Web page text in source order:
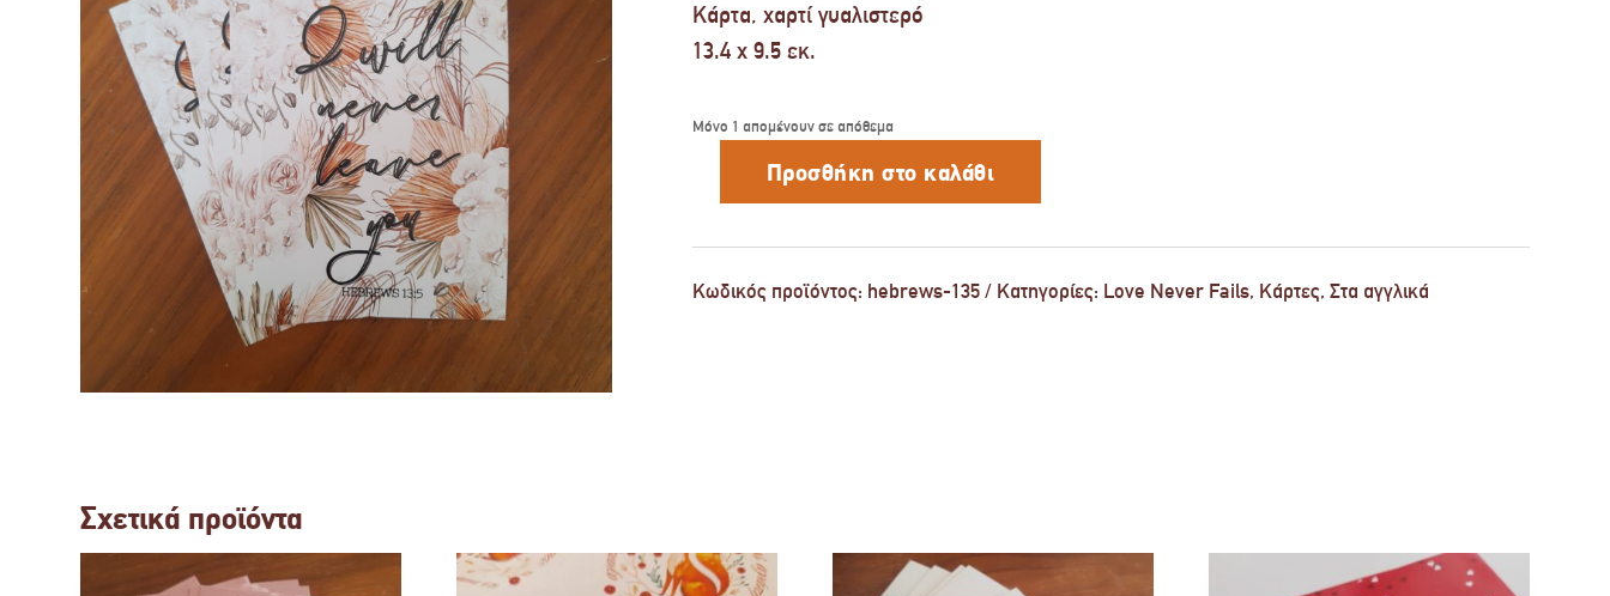
Κάρτα, χαρτί γυαλιστερό
13.4 x 9.5 εκ.
Μόνο 1 απομένουν σε απόθεμα
Leave
HEBREWS
ποσότητα
Προσθήκη στο καλάθι
Κωδικός προϊόντος: hebrews-135 Κατηγορίες: Love Never Fails, Κάρτες, Στα αγγλικά
Σχετικά προϊόντα